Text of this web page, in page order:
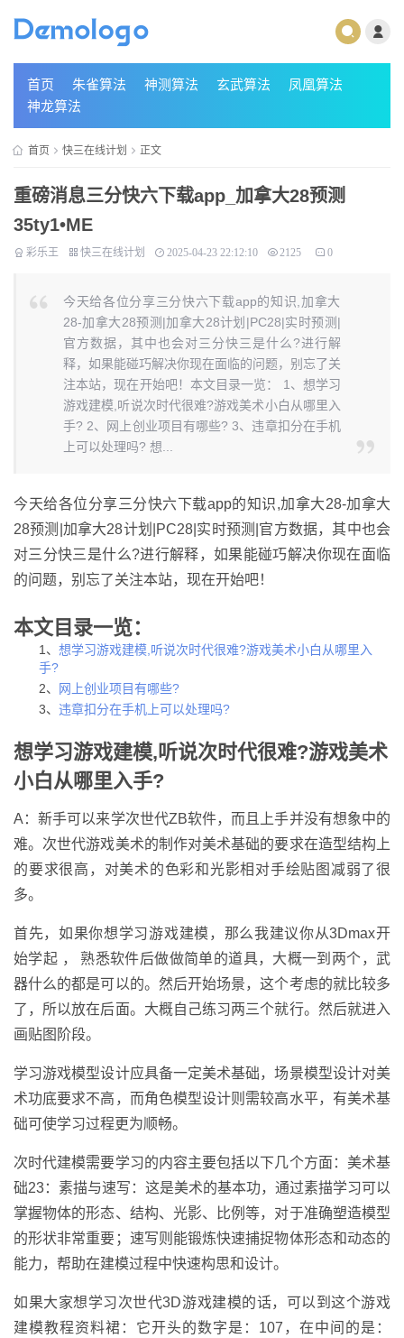
首页 朱雀算法 神测算法 玄武算法
凤凰算法
神龙算法
首页 快三在线计划 正文
重磅消息三分快六下载app_加拿大28预测
35ty1 •ME
彩乐王 快三在线计划 2025-04-23 22:12:10 2125 0
今天给各位分享三分快六下载app的知识,加拿大
28-加拿大28预测|加拿大28计划|PC28|实时预测|
官方数据，其中也会对三分快三是什么?进行解
释，如果能碰巧解决你现在面临的问题，别忘了关
注本站，现在开始吧！本文目录一览： 1、想学习
游戏建模,听说次时代很难?游戏美术小白从哪里入
手? 2、网上创业项目有哪些? 3、违章扣分在手机
上可以处理吗? 想...
今天给各位分享三分快六下载app的知识,加拿大28-加拿大
28预测|加拿大28计划|PC28|实时预测|官方数据，其中也会
对三分快三是什么?进行解释，如果能碰巧解决你现在面临
的问题，别忘了关注本站，现在开始吧！
本文目录一览：
1、 想学习游戏建模,听说次时代很难?游戏美术小白从哪里入
手?
2、
网上创业项目有哪些?
3、 违章扣分在手机上可以处理吗?
想学习游戏建模,听说次时代很难?游戏美术
小白从哪里入手?
A：新手可以来学次世代ZB软件，而且上手并没有想象中的
难。次世代游戏美术的制作对美术基础的要求在造型结构上
的要求很高，对美术的色彩和光影相对手绘贴图减弱了很
多。
首先，如果你想学习游戏建模，那么我建议你从3Dmax开
始学起 ， 熟悉软件后做做简单的道具，大概一到两个，武
器什么的都是可以的。然后开始场景，这个考虑的就比较多
了，所以放在后面。大概自己练习两三个就行。然后就进入
画贴图阶段。
学习游戏模型设计应具备一定美术基础，场景模型设计对美
术功底要求不高，而角色模型设计则需较高水平，有美术基
础可使学习过程更为顺畅。
次时代建模需要学习的内容主要包括以下几个方面：美术基
础23：素描与速写：这是美术的基本功，通过素描学习可以
掌握物体的形态、结构、光影、比例等，对于准确塑造模型
的形状非常重要；速写则能锻炼快速捕捉物体形态和动态的
能力，帮助在建模过程中快速构思和设计。
如果大家想学习次世代3D游戏建模的话，可以到这个游戏
建模教程资料裙：它开头的数字是：107，在中间的是：